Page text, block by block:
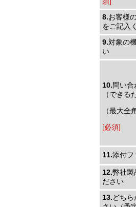
8.お客様
をご記入
9.対象の
い
10.問い合
（できる
（最大全
[必須]
11.添付フ
12.弊社製
ださい
13.どち